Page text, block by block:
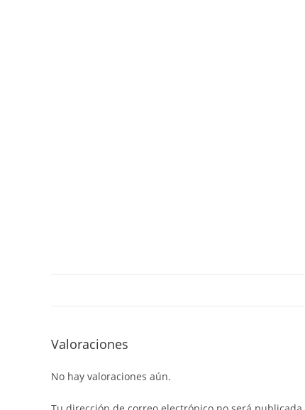
Valoraciones
No hay valoraciones aún.